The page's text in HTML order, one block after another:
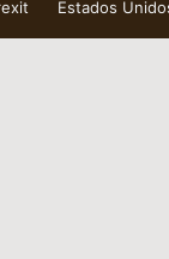
Estados